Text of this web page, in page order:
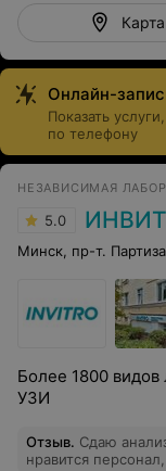
Карта
Онлайн-
Показать
по телефону
НЕЗАВИСИМАЯ
5.0
Минск, пр-т.
Более 1800 видов
УЗИ
Отзыв. Сдаю
нравится